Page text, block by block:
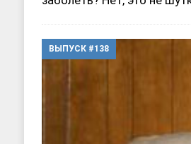
ВЫПУСК #138